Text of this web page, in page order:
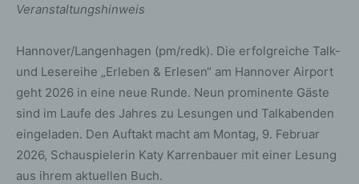
Veranstaltungshinweis
Hannover/Langenhagen (pm/redk). Die erfolgreiche Talk-
und Lesereihe „Erleben & Erlesen“ am Hannover Airport
geht 2026 in eine neue Runde. Neun prominente Gäste
sind im Laufe des Jahres zu Lesungen und Talkabenden
eingeladen. Den Auftakt macht am Montag, 9. Februar
2026, Schauspielerin Katy Karrenbauer mit einer Lesung
aus ihrem aktuellen Buch.